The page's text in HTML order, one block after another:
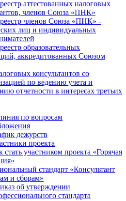
аттестованных налоговых
членов Союза «ПНК»
членов Союза «ПНК» -
лиц и индивидуальных
образовательных
аккредитованных Союзом
консультантов со
по ведению учета и
отчетности в интересах третьих
по вопросам
дежурств
проекта
стать участником проекта «Горячая
стандарт «Консультант
и сборам»
об утверждении
стандарта